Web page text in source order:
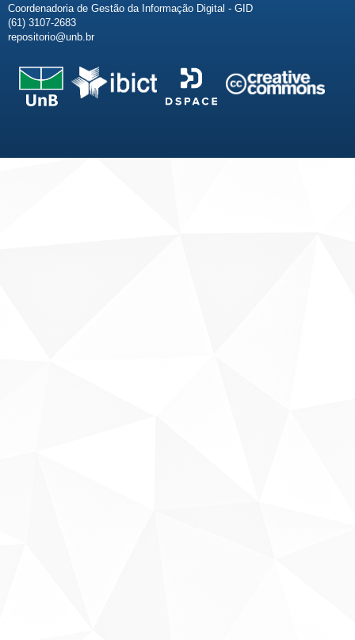
Coordenadoria de Gestão da Informação Digital - GID
(61) 3107-2683
repositorio@unb.br